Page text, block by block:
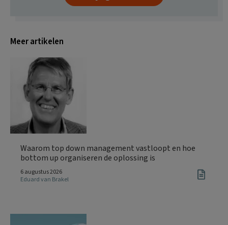
Meer artikelen
Waarom top down management vastloopt en hoe
bottom up organiseren de oplossing is
6 augustus 2026
Eduard van Brakel